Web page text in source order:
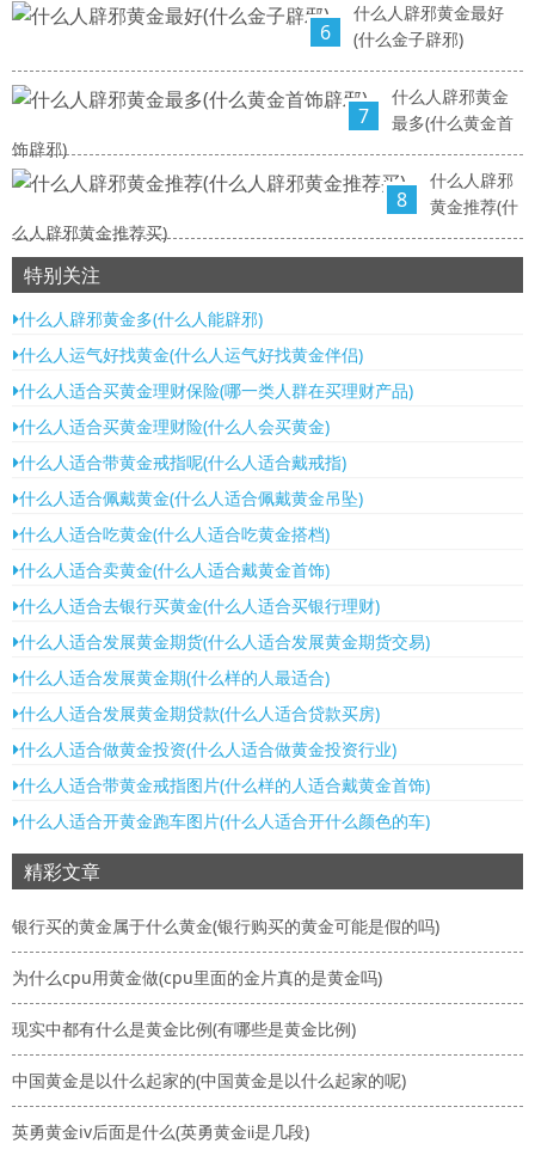
6
什么人辟邪黄金最好
(什么金子辟邪)
7
什么人辟邪黄金
最多(什么黄金首
饰辟邪)
8
什么人辟邪
黄金推荐(什
么人辟邪黄金推荐买)
特别关注
什么人辟邪黄金多(什么人能辟邪)
什么人运气好找黄金(什么人运气好找黄金伴侣)
什么人适合买黄金理财保险(哪一类人群在买理财产品)
什么人适合买黄金理财险(什么人会买黄金)
什么人适合带黄金戒指呢(什么人适合戴戒指)
什么人适合佩戴黄金(什么人适合佩戴黄金吊坠)
什么人适合吃黄金(什么人适合吃黄金搭档)
什么人适合卖黄金(什么人适合戴黄金首饰)
什么人适合去银行买黄金(什么人适合买银行理财)
什么人适合发展黄金期货(什么人适合发展黄金期货交易)
什么人适合发展黄金期(什么样的人最适合)
什么人适合发展黄金期贷款(什么人适合贷款买房)
什么人适合做黄金投资(什么人适合做黄金投资行业)
什么人适合带黄金戒指图片(什么样的人适合戴黄金首饰)
什么人适合开黄金跑车图片(什么人适合开什么颜色的车)
精彩文章
银行买的黄金属于什么黄金(银行购买的黄金可能是假的吗)
为什么cpu用黄金做(cpu里面的金片真的是黄金吗)
现实中都有什么是黄金比例(有哪些是黄金比例)
中国黄金是以什么起家的(中国黄金是以什么起家的呢)
英勇黄金iv后面是什么(英勇黄金ⅱ是几段)